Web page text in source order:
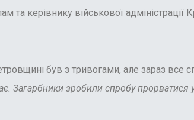
керівнику військової адміністрації
був з тривогами, але зараз все
Загарбники зробили спробу